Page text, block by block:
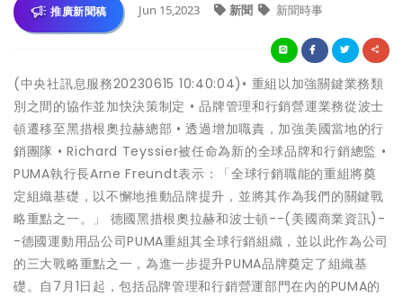
推廣新聞稿 Jun 15,2023 新聞 新聞時事
(中央社訊息服務20230615 10:40:04)• 重組以加強關鍵業務類
別之間的協作並加快決策制定 • 品牌管理和行銷營運業務從波士
頓遷移至黑措根奧拉赫總部 • 透過增加職責，加強美國當地的行
銷團隊 • Richard Teyssier被任命為新的全球品牌和行銷總監 •
PUMA執行長Arne Freundt表示：「全球行銷職能的重組將奠
定組織基礎，以不懈地推動品牌提升，並將其作為我們的關鍵戰
略重點之一。」 德國黑措根奧拉赫和波士頓--(美國商業資訊)-
-德國運動用品公司PUMA重組其全球行銷組織，並以此作為公司
的三大戰略重點之一，為進一步提升PUMA品牌奠定了組織基
礎。自7月1日起，包括品牌管理和行銷營運部門在內的PUMA的